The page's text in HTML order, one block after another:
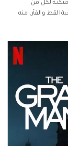
لكل من
القط والفأر، منه